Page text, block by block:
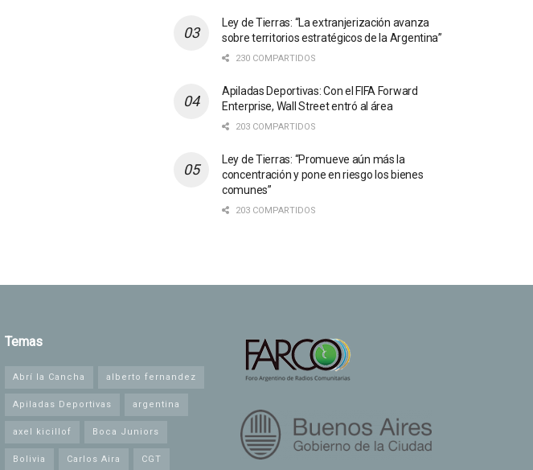
Ley de Tierras: “La extranjerización avanza
sobre territorios estratégicos de la Argentina”
230 COMPARTIDOS
Apiladas Deportivas: Con el FIFA Forward
Enterprise, Wall Street entró al área
203 COMPARTIDOS
Ley de Tierras: “Promueve aún más la
concentración y pone en riesgo los bienes
comunes”
203 COMPARTIDOS
Temas
Abrí la Cancha alberto fernandez
Apiladas Deportivas argentina
axel kicillof Boca Juniors
Bolivia Carlos Aira CGT